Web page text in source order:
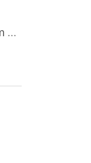
LED svjetiljka s mikrovalnom pećnicom i svjetlosnim senzorom 36W, 3820lm, okrugla, bijeli okvir/2-PACK!